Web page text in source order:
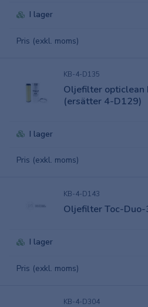
I lager
Pris (exkl. moms)
KB-4-D135
Oljefilter
(ersätter 4-D129)
I lager
Pris (exkl. moms)
KB-4-D143
Oljefilter Toc-Duo-
I lager
Pris (exkl. moms)
KB-4-D304